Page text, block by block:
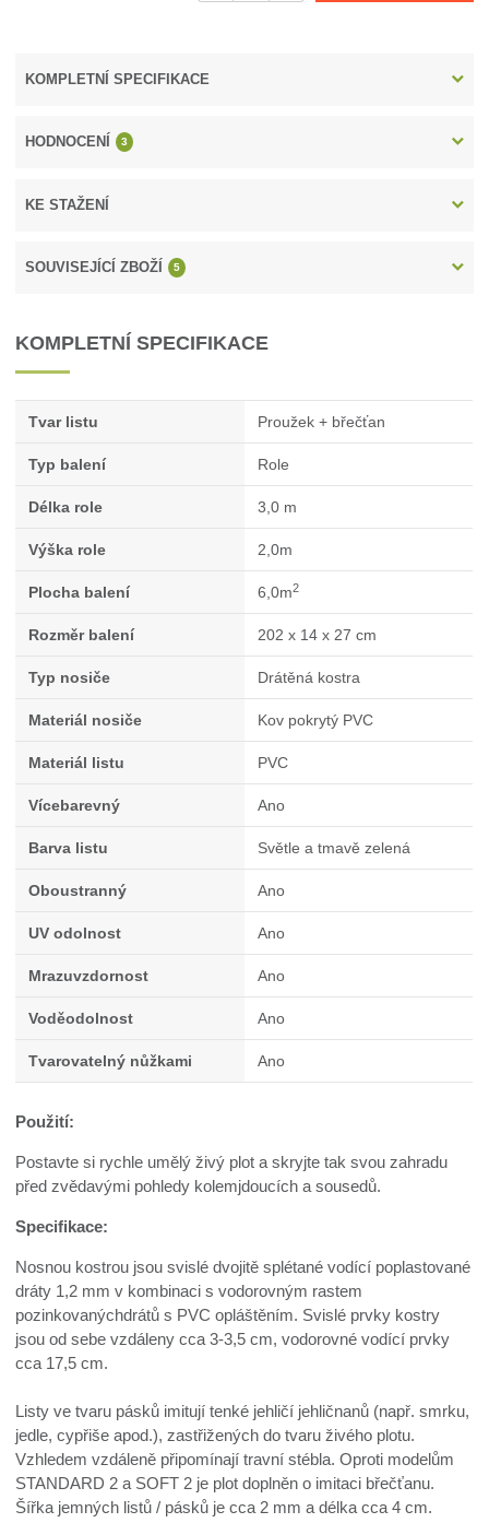
KOMPLETNÍ SPECIFIKACE
HODNOCENÍ 3
KE STAŽENÍ
SOUVISEJÍCÍ ZBOŽÍ 5
KOMPLETNÍ SPECIFIKACE
Tvar listu Proužek + břečťan
Typ balení Role
Délka role 3,0 m
Výška role 2,0m
Plocha balení 6,0m2
Rozměr balení 202 x 14 x 27 cm
Typ nosiče Drátěná kostra
Materiál nosiče Kov pokrytý PVC
Materiál listu PVC
Vícebarevný Ano
Barva listu Světle a tmavě zelená
Oboustranný Ano
UV odolnost Ano
Mrazuvzdornost Ano
Voděodolnost Ano
Tvarovatelný nůžkami Ano
Použití:
Postavte si rychle umělý živý plot a skryjte tak svou zahradu
před zvědavými pohledy kolemjdoucích a sousedů.
Specifikace:
Nosnou kostrou jsou svislé dvojitě splétané vodící poplastované
dráty 1,2 mm v kombinaci s vodorovným rastem
pozinkovanýchdrátů s PVC opláštěním. Svislé prvky kostry
jsou od sebe vzdáleny cca 3-3,5 cm, vodorovné vodící prvky
cca 17,5 cm.
Listy ve tvaru pásků imitují tenké jehličí jehličnanů (např. smrku,
jedle, cypřiše apod.), zastřižených do tvaru živého plotu.
Vzhledem vzdáleně připomínají travní stébla. Oproti modelům
STANDARD 2 a SOFT 2 je plot doplněn o imitaci břečťanu.
Šířka jemných listů / pásků je cca 2 mm a délka cca 4 cm.